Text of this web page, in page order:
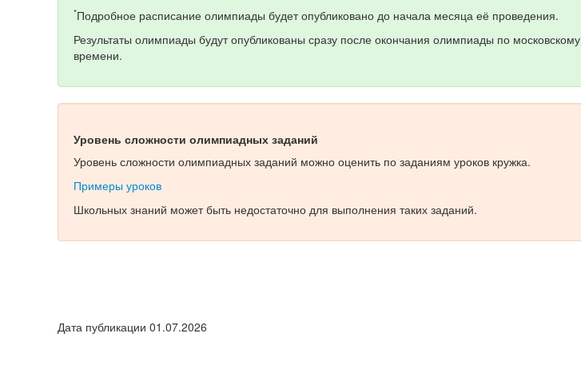
*Подробное расписание олимпиады будет опубликовано до начала месяца её проведения.
Результаты олимпиады будут опубликованы сразу после окончания олимпиады по московскому
времени.
Уровень сложности олимпиадных заданий
Уровень сложности олимпиадных заданий можно оценить по заданиям уроков кружка.
Примеры уроков
Школьных знаний может быть недостаточно для выполнения таких заданий.
Дата публикации 01.07.2026